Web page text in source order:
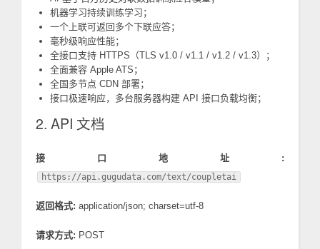
机器学习持续训练学习；
一个上联可返回多个下联应答；
毫秒级响应性能；
全接口支持 HTTPS（TLS v1.0 / v1.1 / v1.2 / v1.3）；
全面兼容 Apple ATS；
全国多节点 CDN 部署；
接口极速响应，多台服务器构建 API 接口负载均衡；
2. API 文档
接口地址:
https://api.gugudata.com/text/coupletai
返回格式: application/json; charset=utf-8
请求方式: POST